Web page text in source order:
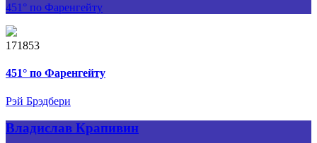
451° по Фаренгейту
171853
451° по Фаренгейту
Рэй Брэдбери
Владислав Крапивин